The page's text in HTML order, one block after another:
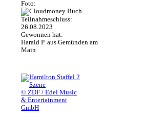
Foto:
Teilnahmeschluss:
26.08.2023
Gewonnen hat:
Harald P. aus Gemünden am
Main
© ZDF / Edel Music
& Entertainment
GmbH